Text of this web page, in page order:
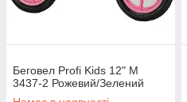
Беговел Profi Kids 12" M
3437-2 Рожевий/Зелений